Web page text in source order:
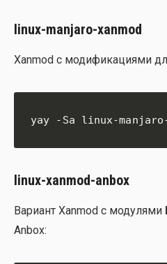
linux-manjaro-xanmod
Xanmod с моди­фи­ка­ци­я­ми
yay -Sa linux-manjaro-
linux-xanmod-anbox
Вари­ант Xanmod с моду­ля­ми
Anbox: